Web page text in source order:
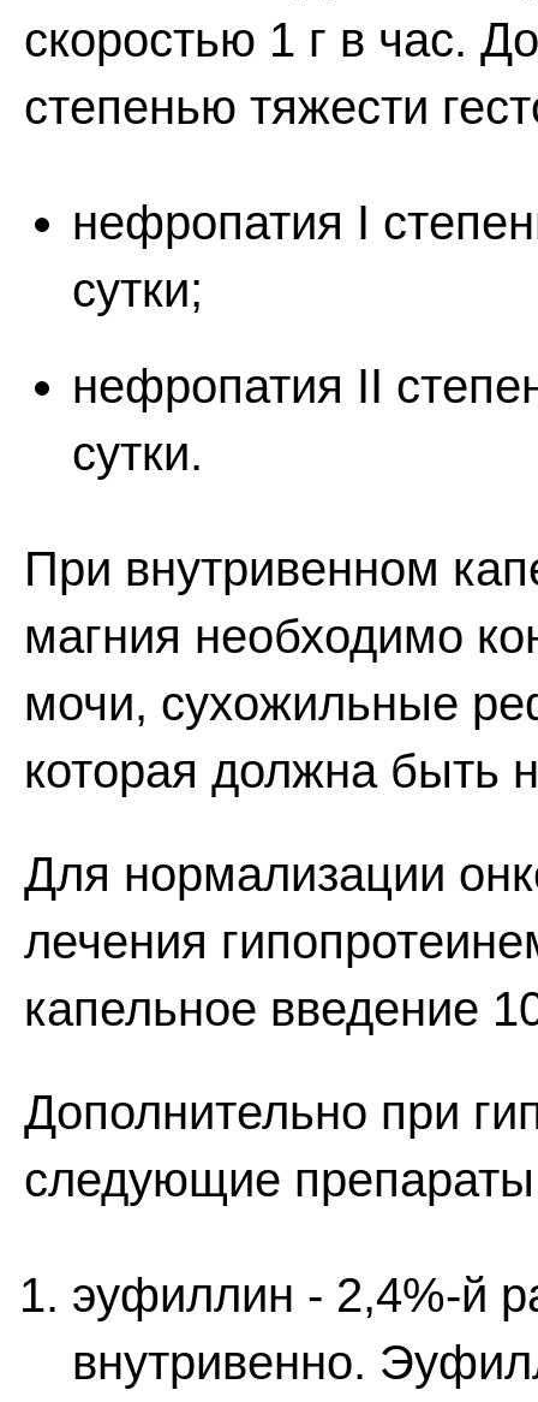
скоростью 1 г в час.
степенью тяжести
нефропатия I
сутки;
нефропатия II
сутки.
При внутривенном
магния необходимо
мочи, сухожильные
которая должна быть
Для нормализации
лечения
капельное введение
Дополнительно при
следующие
эуфиллин - 2,4%-й
внутривенно.